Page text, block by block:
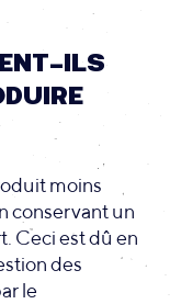
ILS
moins
conservant un
Ceci est dû en
des
le